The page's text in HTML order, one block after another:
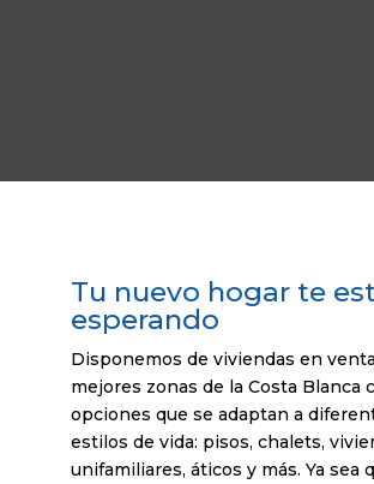
Tu nuevo hogar te
esperando
Disponemos de viviendas en
mejores zonas de la Costa Blanca
opciones que se adaptan a
estilos de vida: pisos, chalets,
unifamiliares, áticos y más. Ya sea